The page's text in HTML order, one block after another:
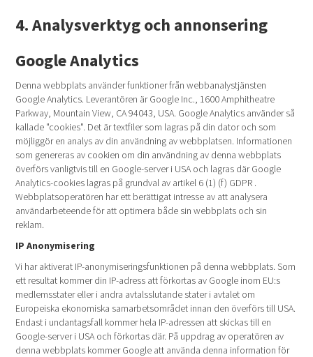
4. Analysverktyg och annonsering
Google Analytics
Denna webbplats använder funktioner från webbanalystjänsten
Google Analytics. Leverantören är Google Inc., 1600 Amphitheatre
Parkway, Mountain View, CA 94043, USA. Google Analytics använder så
kallade "cookies". Det är textfiler som lagras på din dator och som
möjliggör en analys av din användning av webbplatsen. Informationen
som genereras av cookien om din användning av denna webbplats
överförs vanligtvis till en Google-server i USA och lagras där Google
Analytics-cookies lagras på grundval av artikel 6 (1) (f) GDPR .
Webbplatsoperatören har ett berättigat intresse av att analysera
användarbeteende för att optimera både sin webbplats och sin
reklam.
IP Anonymisering
Vi har aktiverat IP-anonymiseringsfunktionen på denna webbplats. Som
ett resultat kommer din IP-adress att förkortas av Google inom EU:s
medlemsstater eller i andra avtalsslutande stater i avtalet om
Europeiska ekonomiska samarbetsområdet innan den överförs till USA.
Endast i undantagsfall kommer hela IP-adressen att skickas till en
Google-server i USA och förkortas där. På uppdrag av operatören av
denna webbplats kommer Google att använda denna information för